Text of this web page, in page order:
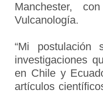
Manchester,
Vulcanología.
“Mi postulación
investigaciones
en Chile y
artículos